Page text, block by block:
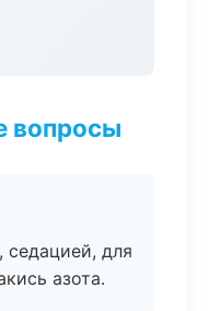
вопросы
седацией, для
азота.